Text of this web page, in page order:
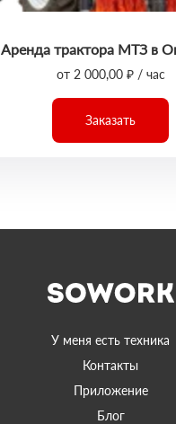
Аренда трактора МТЗ в
от 2 000,00 ₽ / час
Заказать
У меня есть техника
Контакты
Приложение
Блог